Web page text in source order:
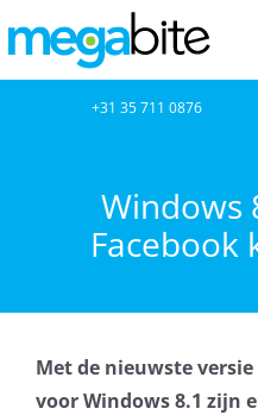
naar
inhoud
Netwerkbeheer
Cloud Computing
+31 35 711 0876
Windows
Facebook
Met de nieuwste
voor Windows 8.1 zijn